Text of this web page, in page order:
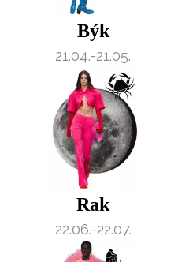
Býk
21.04.-21.05.
Rak
22.06.-22.07.